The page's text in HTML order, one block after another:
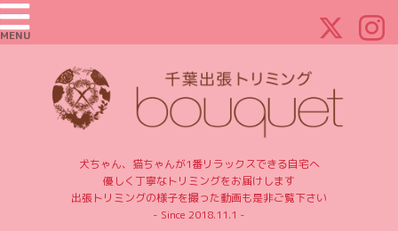
MENU
犬ちゃん、猫ちゃんが1番リラックスできる自宅へ
優しく丁寧なトリミングをお届けします
出張トリミングの様子を撮った動画も是非ご覧下さい
- Since 2018.11.1 -